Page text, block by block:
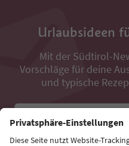
Urlaubsideen
Mit der Südtirol-
Vorschläge für deine
und typische
E-Mail Adresse